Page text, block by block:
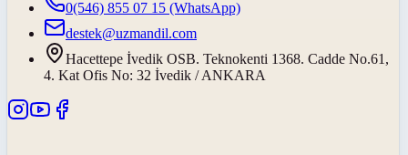
0(546) 855 07 15 (WhatsApp)
destek@uzmandil.com
Hacettepe İvedik OSB. Teknokenti 1368. Cadde No.61,
4. Kat Ofis No: 32 İvedik / ANKARA